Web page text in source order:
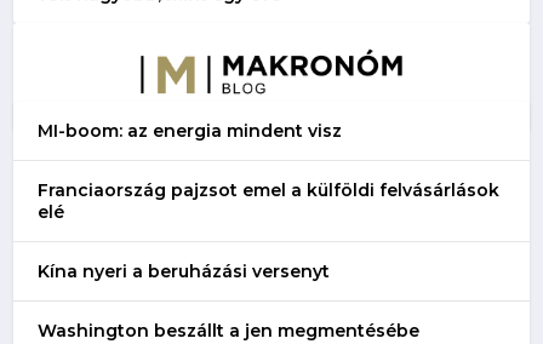
MI-boom: az energia mindent visz
Franciaország pajzsot emel a külföldi felvásárlások
elé
Kína nyeri a beruházási versenyt
Washington beszállt a jen megmentésébe